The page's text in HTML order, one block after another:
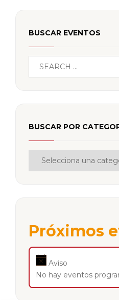
BUSCAR EVENTOS
BUSCAR POR
Próximos
Aviso
No hay eventos